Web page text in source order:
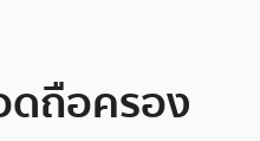
ดถือครอง